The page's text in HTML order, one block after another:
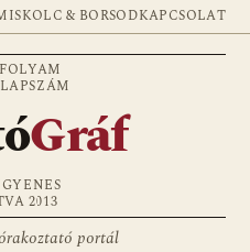
& BORSODKAPCSOLAT
Gráf
2013
portál